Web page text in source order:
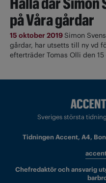
på Våra gårdar
15 oktober 2019 Simon
gårdar, har utsetts till ny vd
efterträder Tomas Olli den 15
Sveriges största
Tidningen Accent, A4,
Chefredaktör och ansvarig